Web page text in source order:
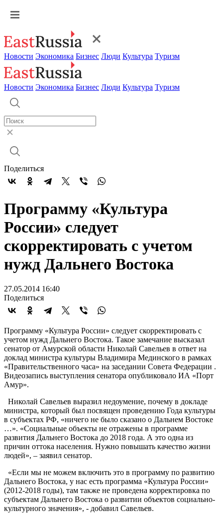
Новости Экономика Бизнес Люди Культура Туризм
Новости Экономика Бизнес Люди Культура Туризм
Поделиться
Программу «Культура
России» следует
скорректировать с учетом
нужд Дальнего Востока
27.05.2014 16:40
Поделиться
Программу «Культура России» следует скорректировать с
учетом нужд Дальнего Востока. Такое замечание высказал
сенатор от Амурской области Николай Савельев в ответ на
доклад министра культуры Владимира Мединского в рамках
«Правительственного часа» на заседании Совета Федерации .
Видеозапись выступления сенатора опубликовало ИА «Порт
Амур».
Николай Савельев выразил недоумение, почему в докладе
министра, который был посвящен проведению Года культуры
в субъектах РФ, «ничего не было сказано о Дальнем Востоке
…». «Социальные объекты не отражены в программе
развития Дальнего Востока до 2018 года. А это одна из
причин оттока населения. Нужно повышать качество жизни
людей», – заявил сенатор.
«Если мы не можем включить это в программу по развитию
Дальнего Востока, у нас есть программа «Культура России»
(2012-2018 годы), там также не проведена корректировка по
субъектам Дальнего Востока о развитии объектов социально-
культурного значения», - добавил Савельев.